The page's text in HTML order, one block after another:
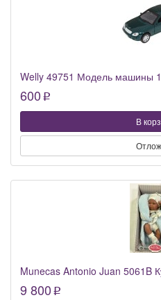
Welly 49751 Модель машины
600 p
В
Munecas Antonio Juan 5061B
9 800 p